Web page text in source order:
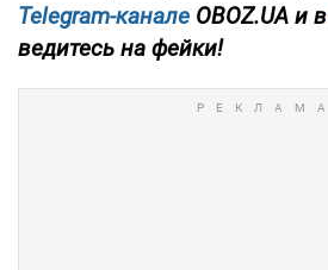
Telegram-канале OBOZ.UA и в
ведитесь на фейки!